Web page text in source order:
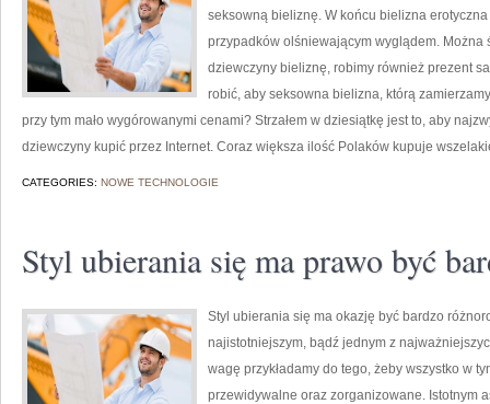
seksowną bieliznę. W końcu bielizna
przypadków olśniewającym wyglądem. Można
dziewczyny bieliznę, robimy również prezent
robić, aby seksowna bielizna, którą
przy tym mało wygórowanymi cenami? Strzałem w dziesiątkę jest to, aby
dziewczyny kupić przez Internet. Coraz większa ilość Polaków kupuje
CATEGORIES: NOWE TECHNOLOGIE
Styl ubierania się ma prawo być
Styl ubierania się ma okazję być bardzo
najistotniejszym, bądź jednym z
wagę przykładamy do tego, żeby wszystko w
przewidywalne oraz zorganizowane. Istotnym